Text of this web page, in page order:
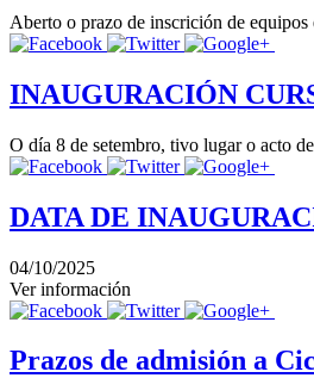
Aberto o prazo de inscrición de
INAUGURACIÓN
O día 8 de setembro, tivo lugar o acto
DATA DE
04/10/2025
Ver información
Prazos de admisión a